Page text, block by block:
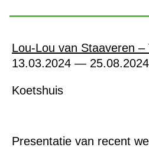
Lou-Lou van Staaveren –
13.03.2024 — 25.08.2024
Koetshuis
Presentatie van recent